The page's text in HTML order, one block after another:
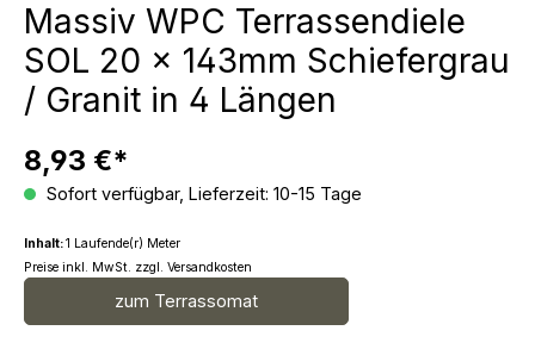
Massiv WPC Terrassendiele
SOL 20 x 143mm Schiefergrau
/ Granit in 4 Längen
8,93 €*
Sofort verfügbar, Lieferzeit: 10-15 Tage
Inhalt:1 Laufende(r) Meter
Preise inkl. MwSt. zzgl. Versandkosten
zum Terrassomat